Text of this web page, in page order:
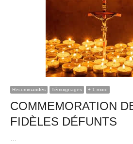
Recommandés Témoignages + 1 more
COMMEMORATION
FIDÈLES DÉFUNTS